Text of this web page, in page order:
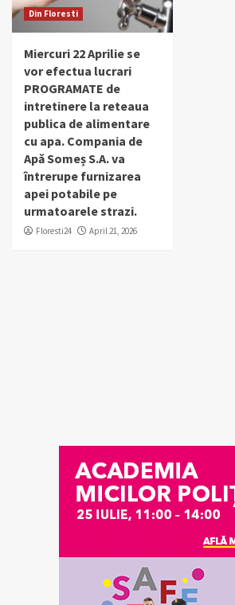
Din Floresti
Miercuri 22 Aprilie se
vor efectua lucrari
PROGRAMATE de
intretinere la reteaua
publica de alimentare
cu apa. Compania de
Apă Someș S.A. va
întrerupe furnizarea
apei potabile pe
urmatoarele strazi.
Floresti24 April 21, 2026